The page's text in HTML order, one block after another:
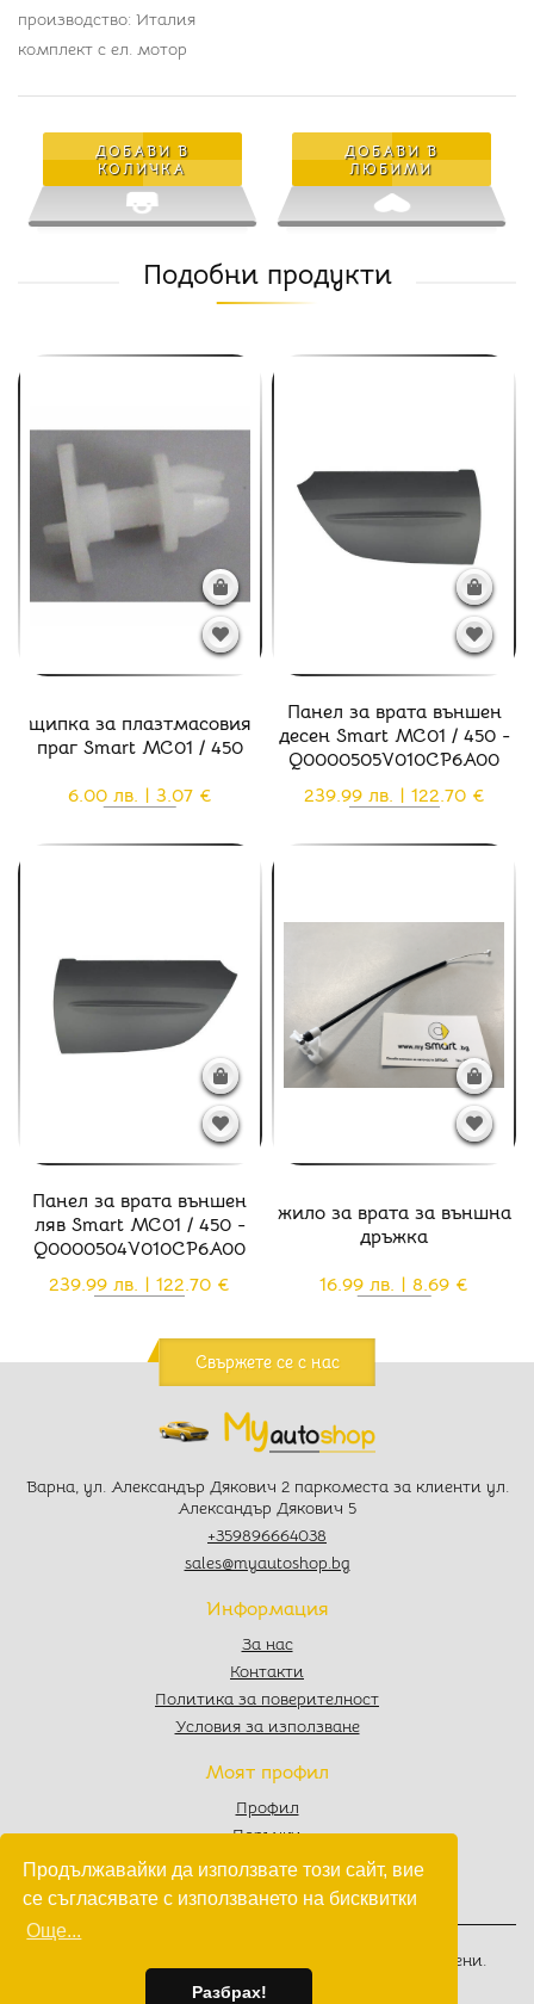
Продължавайки да използвате този сайт, вие
се съгласявате с използването на бисквитки
Още...
Разбрах!
производство: Италия
комплект с ел. мотор
ДОБАВИ В
КОЛИЧКА
ДОБАВИ В
ЛЮБИМИ
Подобни продукти
щипка за плазтмасовия
праг Smart MC01 / 450
6.00 лв. | 3.07 €
Панел за врата външен
десен Smart MC01 / 450 -
Q0000505V010CP6A00
239.99 лв. | 122.70 €
Панел за врата външен
ляв Smart MC01 / 450 -
Q0000504V010CP6A00
239.99 лв. | 122.70 €
жило за врата за външна
дръжка
16.99 лв. | 8.69 €
Свържете се с нас
Варна, ул. Александър Дякович 2 паркоместа за клиенти ул.
Александър Дякович 5
+359896664038
sales@myautoshop.bg
Информация
За нас
Контакти
Политика за поверителност
Условия за използване
Моят профил
Профил
Поръчки
Любими
Количка
. Всички права запазени.
Изработка на софтуер